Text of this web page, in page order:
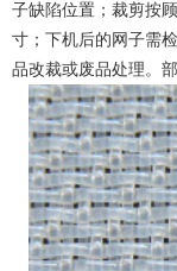
子缺陷位置；裁剪按
寸；下机后的网子需
品改裁或废品处理。